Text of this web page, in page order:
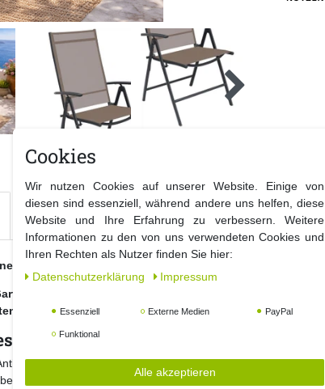
– Perfekt für Garten, Terrasse & Balkon
Klappstuhl
Terrasse oder Balkon .
– langlebig & wetterfest
pflegeleicht & schnelltrocknend
Cookies
Wir nutzen Cookies auf unserer Website. Einige von
diesen sind essenziell, während andere uns helfen, diese
Website und Ihre Erfahrung zu verbessern. Weitere
Informationen zu den von uns verwendeten Cookies und
Ihren Rechten als Nutzer finden Sie hier:
Daten­schutz­erklärung
Impressum
Essenziell Externe Medien PayPal
Funktional
Alle akzeptieren